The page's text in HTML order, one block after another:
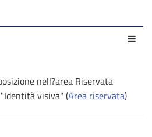
nell?area Riservata
visiva" (Area riservata)